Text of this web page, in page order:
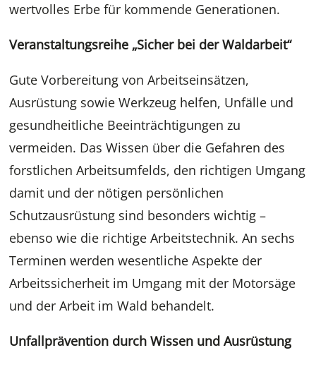
wertvolles Erbe für kommende Generationen.
Veranstaltungsreihe „Sicher bei der Waldarbeit“
Gute Vorbereitung von Arbeitseinsätzen,
Ausrüstung sowie Werkzeug helfen, Unfälle und
gesundheitliche Beeinträchtigungen zu
vermeiden. Das Wissen über die Gefahren des
forstlichen Arbeitsumfelds, den richtigen Umgang
damit und der nötigen persönlichen
Schutzausrüstung sind besonders wichtig –
ebenso wie die richtige Arbeitstechnik. An sechs
Terminen werden wesentliche Aspekte der
Arbeitssicherheit im Umgang mit der Motorsäge
und der Arbeit im Wald behandelt.
Unfallprävention durch Wissen und Ausrüstung